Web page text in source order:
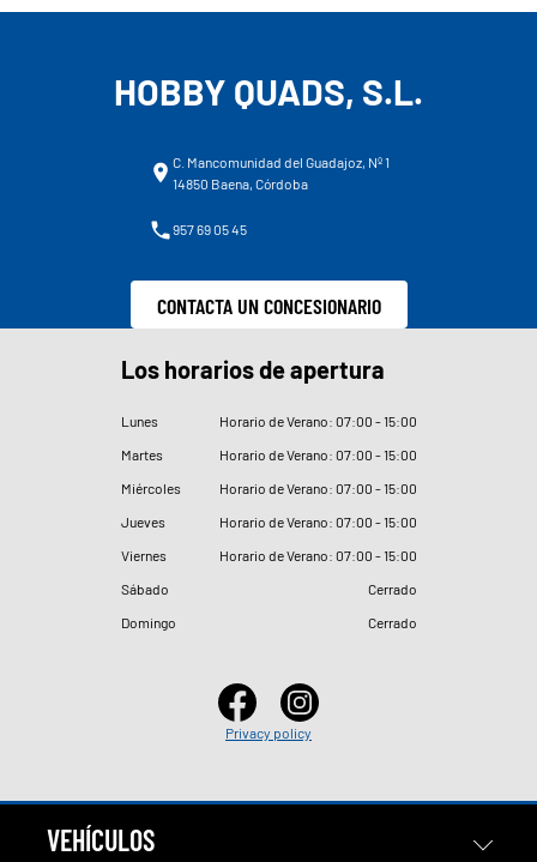
HOBBY QUADS, S.L.
C. Mancomunidad del Guadajoz, Nº 1
14850 Baena, Córdoba
957 69 05 45
CONTACTA UN CONCESIONARIO
Los horarios de apertura
Lunes Horario de Verano: 07:00 - 15:00
Martes
Horario de Verano: 07:00 - 15:00
Miércoles
Horario de Verano: 07:00 - 15:00
Jueves
Horario de Verano: 07:00 - 15:00
Viernes
Horario de Verano: 07:00 - 15:00
Sábado
Cerrado
Domingo
Cerrado
Privacy policy
VEHÍCULOS